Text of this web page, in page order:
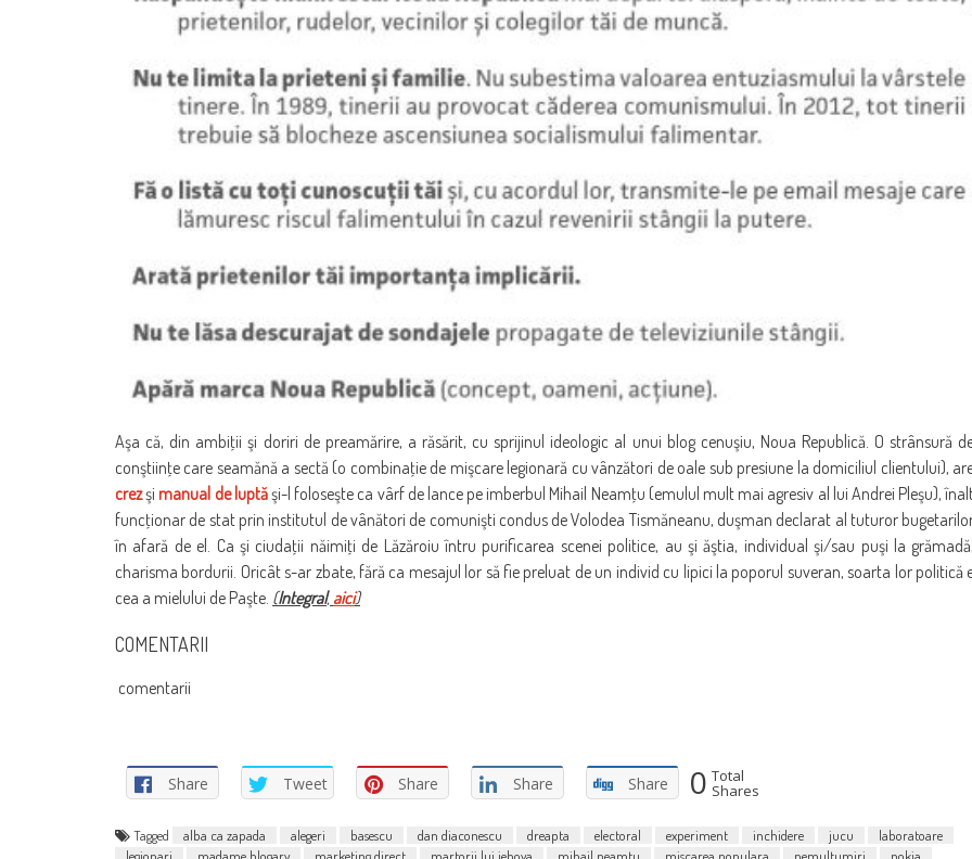
Aşa că, din ambiţii şi doriri de preamărire, a răsărit, cu sprijinul ideologic al unui blog cenuşiu, Noua Republică. O strânsură
conştiinţe care seamănă a sectă (o combinaţie de mişcare legionară cu vânzători de oale sub presiune la domiciliul clientului),
crezşimanual de luptăşi-l foloseşte ca vârf de lance pe imberbul Mihail Neamţu (emulul mult mai agresiv al lui Andrei Pleşu),
funcţionar de stat prin institutul de vânători de comunişti condus de Volodea Tismăneanu, duşman declarat al tuturor
în afară de el. Ca şi ciudaţii năimiţi de Lăzăroiu întru purificarea scenei politice, au şi ăştia, individual şi/sau puşi la
charisma bordurii. Oricât s-ar zbate, fără ca mesajul lor să fie preluat de un individ cu lipici la poporul suveran, soarta lor politică
cea a mielului de Paşte. (Integral, aici)
COMENTARII
comentarii
Share Tweet Share Share Share 0 Total
Shares
Tagged alba ca zapada alegeri basescu dan diaconescu dreapta electoral experiment inchidere jucu
laboratoare
legionari
madame blogary marketing direct martorii lui iehova mihail neamtu miscarea populara nemultumiri
nokia